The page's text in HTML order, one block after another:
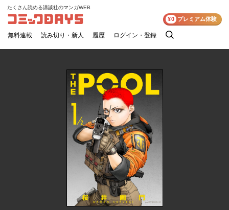
コミックDAYS
たくさん読める講談社のマンガWEB
無料連載 読み切り・新人 履歴 ログイン・登録
検
¥0 プレミアム体験